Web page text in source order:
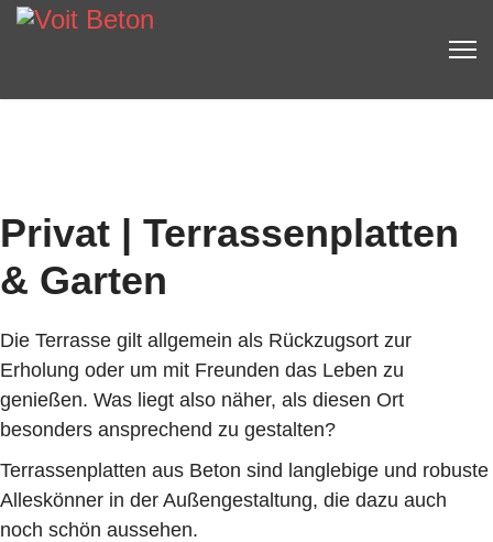
Privat | Terrassen­platten
& Garten
Die Terrasse gilt allgemein als Rückzugsort zur
Erholung oder um mit Freunden das Leben zu
genießen. Was liegt also näher, als diesen Ort
besonders ansprechend zu gestalten?
Terrassenplatten aus Beton sind langlebige und robuste
Alleskönner in der Außengestaltung, die dazu auch
noch schön aussehen.